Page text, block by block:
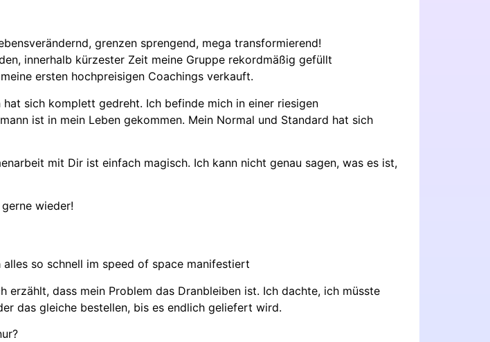
grenzen sprengend, mega transformierend!
innerhalb kürzester Zeit meine Gruppe rekordmäßig gefüllt
ersten hochpreisigen Coachings verkauft.
sich komplett gedreht. Ich befinde mich in einer riesigen
ist in mein Leben gekommen. Mein Normal und Standard hat sich
mit Dir ist einfach magisch. Ich kann nicht genau sagen, was es ist,
wieder!
so schnell im speed of space manifestiert
erzählt, dass mein Problem das Dranbleiben ist. Ich dachte, ich müsste
das gleiche bestellen, bis es endlich geliefert wird.